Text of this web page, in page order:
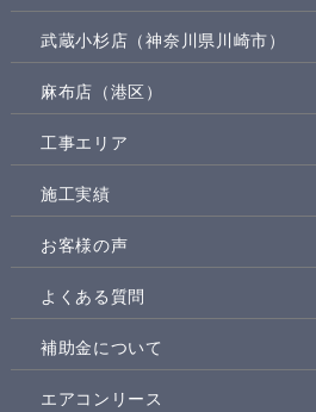
武蔵小杉店（神奈川県川崎市）
麻布店（港区）
工事エリア
施工実績
お客様の声
よくある質問
補助金について
エアコンリース